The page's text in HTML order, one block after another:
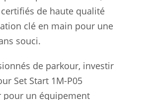
de haute qualité
clé en main pour une
souci.
de parkour, investir
Set Start 1M-P05
pour un équipement